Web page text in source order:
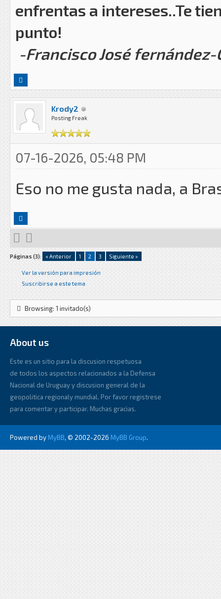
enfrentas a intereses..Te
punto!
-Francisco José
Krody2
Posting Freak
07-16-2026, 05:48 PM
Eso no me gusta nada, a
Páginas (3): « Anterior 1 2 3 Siguiente »
Ver la versión para impresión
Suscribirse a este tema
Browsing: 1 invitado(s)
About us
Este es un sitio para la discusion respetuosa
de todos los aspectos relacionados a la Defensa
Nacional de Uruguay y discusion general de la
geopolitica regionaly mundial. Por favor registrese
para comentar y participar. Muchas gracias.
Powered by MyBB, © 2002-2026 MyBB Group.